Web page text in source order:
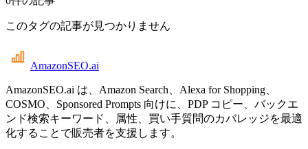
このタグの記事が見つかりません
AmazonSEO.ai
AmazonSEO.ai は、Amazon Search、Alexa for Shopping、
COSMO、Sponsored Prompts 向けに、PDP コピー、バックエ
ンド検索キーワード、属性、買い手質問のカバレッジを最適
化することで販売者を支援します。